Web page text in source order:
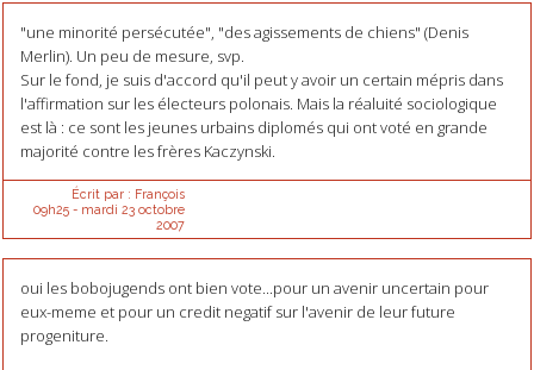
"une minorité persécutée", "des agissements de chiens" (Denis
Merlin). Un peu de mesure, svp.
Sur le fond, je suis d'accord qu'il peut y avoir un certain mépris dans
l'affirmation sur les électeurs polonais. Mais la réaluité sociologique
est là : ce sont les jeunes urbains diplomés qui ont voté en grande
majorité contre les frères Kaczynski.
Écrit par : François
09h25- mardi 23 octobre
2007
oui les bobojugends ont bien vote...pour un avenir uncertain pour
eux-meme et pour un credit negatif sur l'avenir de leur future
progeniture.